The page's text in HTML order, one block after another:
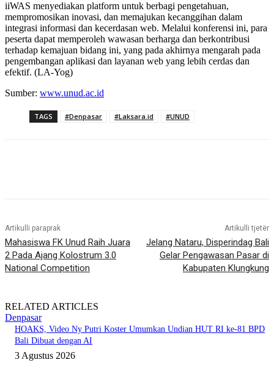
iiWAS menyediakan platform untuk berbagi pengetahuan,
mempromosikan inovasi, dan memajukan kecanggihan dalam
integrasi informasi dan kecerdasan web. Melalui konferensi ini, para
peserta dapat memperoleh wawasan berharga dan berkontribusi
terhadap kemajuan bidang ini, yang pada akhirnya mengarah pada
pengembangan aplikasi dan layanan web yang lebih cerdas dan
efektif. (LA-Yog)
Sumber: www.unud.ac.id
TAGS #Denpasar #Laksara.id #UNUD
Artikulli paraprak
Mahasiswa FK Unud Raih Juara
2 Pada Ajang Kolostrum 3.0
National Competition
Artikulli tjetër
Jelang Nataru, Disperindag Bali
Gelar Pengawasan Pasar di
Kabupaten Klungkung
RELATED ARTICLES
Denpasar
HOAKS, Video Ny Putri Koster Umumkan Undian HUT RI ke-81 BPD
Bali Dibuat dengan AI
3 Agustus 2026